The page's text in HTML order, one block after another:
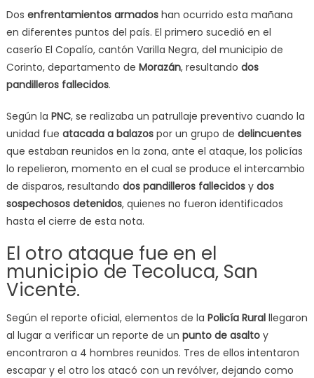
Dos enfrentamientos armadoshan ocurrido esta mañana
en diferentes puntos del país. El primero sucedió en el
caserío El Copalío, cantón Varilla Negra, del municipio de
Corinto, departamento de Morazán, resultando dos
pandilleros fallecidos.
Según la PNC, se realizaba un patrullaje preventivo cuando la
unidad fue atacada a balazos por un grupo de delincuentes
que estaban reunidos en la zona, ante el ataque, los policías
lo repelieron, momento en el cual se produce el intercambio
de disparos, resultando dos pandilleros fallecidosy dos
sospechosos detenidos, quienes no fueron identificados
hasta el cierre de esta nota.
El otro ataque fue en el
municipio de Tecoluca, San
Vicente.
Según el reporte oficial, elementos de la Policía Ruralllegaron
al lugar a verificar un reporte de un punto de asaltoy
encontraron a 4 hombres reunidos. Tres de ellos intentaron
escapar y el otro los atacó con un revólver, dejando como